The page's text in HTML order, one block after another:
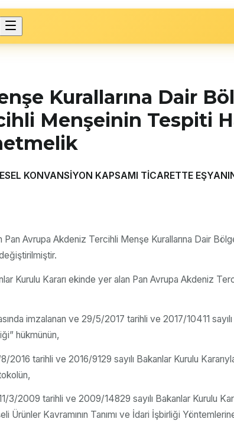
Kurallarına Dair
Menşeinin Tespiti
KONVANSİYON KAPSAMI TİCARETTE
Avrupa Akdeniz Tercihli Menşe Kurallarına Dair
Kurulu Kararı ekinde yer alan Pan Avrupa Akdeniz
imzalanan ve 29/5/2017 tarihli ve 2017/10411
hükmünün,
tarihli ve 2016/9129 sayılı Bakanlar Kurulu
2009 tarihli ve 2009/14829 sayılı Bakanlar Kurulu
Kavramının Tanımı ve İdari İşbirliği